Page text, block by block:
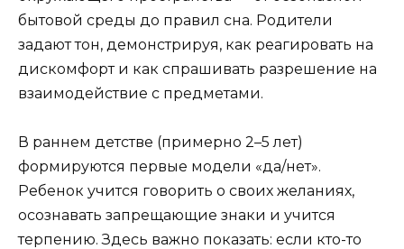
бытовой среды до правил сна. Родители
задают тон, демонстрируя, как реагировать на
дискомфорт и как спрашивать разрешение на
взаимодействие с предметами.
В раннем детстве (примерно 2–5 лет)
формируются первые модели «да/нет».
Ребенок учится говорить о своих желаниях,
осознавать запрещающие знаки и учится
терпению. Здесь важно показать: если кто-то